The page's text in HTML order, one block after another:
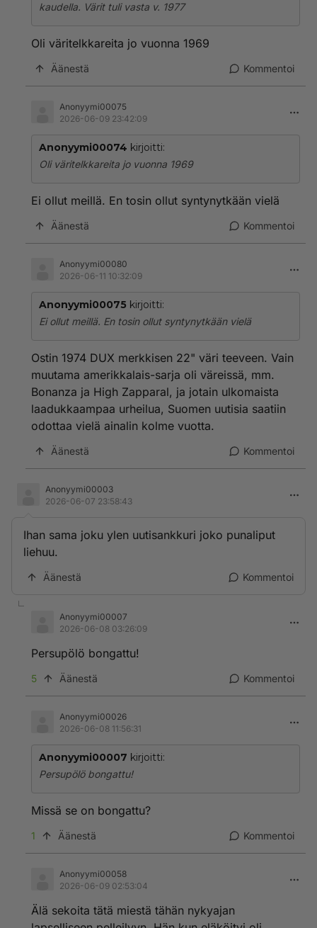
kaudella. Värit tuli vasta v. 1977
Oli väritelkkareita jo vuonna 1969
Äänestä Kommentoi
Anonyymi00075
2026-06-09 23:42:09
Anonyymi00074 kirjoitti:
Oli väritelkkareita jo vuonna 1969
Ei ollut meillä. En tosin ollut syntynytkään vielä
Äänestä Kommentoi
Anonyymi00080
2026-06-11 10:32:09
Anonyymi00075 kirjoitti:
Ei ollut meillä. En tosin ollut syntynytkään vielä
Ostin 1974 DUX merkkisen 22" väri teeveen. Vain
muutama amerikkalais-sarja oli väreissä, mm.
Bonanza ja High Zapparal, ja jotain ulkomaista
laadukkaampaa urheilua, Suomen uutisia saatiin
odottaa vielä ainalin kolme vuotta.
Äänestä Kommentoi
Anonyymi00003
2026-06-07 23:58:43
Ihan sama joku ylen uutisankkuri joko punaliput
liehuu.
Äänestä Kommentoi
Anonyymi00007
2026-06-08 03:26:09
Persupölö bongattu!
5 Äänestä Kommentoi
Anonyymi00026
2026-06-08 11:56:31
Anonyymi00007 kirjoitti:
Persupölö bongattu!
Missä se on bongattu?
1 Äänestä Kommentoi
Anonyymi00058
2026-06-09 02:53:04
Älä sekoita tätä miestä tähän nykyajan